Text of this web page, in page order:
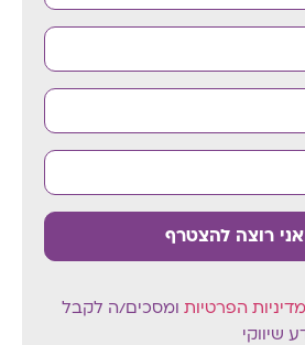
מדיניות הפרטיות ומסכים/ה לקבל
שיווקי
אני רוצה להצטרף